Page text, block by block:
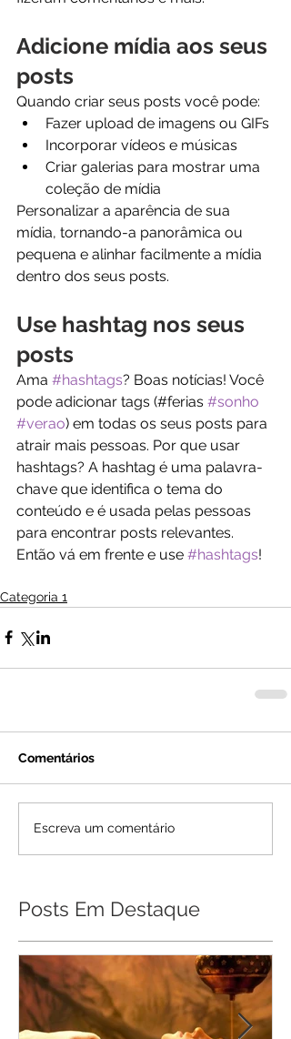
Adicione mídia aos seus
posts
Quando criar seus posts você pode:
Fazer upload de imagens ou GIFs
Incorporar vídeos e músicas
Criar galerias para mostrar uma
coleção de mídia
Personalizar a aparência de sua
mídia, tornando-a panorâmica ou
pequena e alinhar facilmente a mídia
dentro dos seus posts.
Use hashtag nos seus
posts
Ama #hashtags? Boas notícias! Você
pode adicionar tags (#ferias #sonho
#verao) em todas os seus posts para
atrair mais pessoas. Por que usar
hashtags? A hashtag é uma palavra-
chave que identifica o tema do
conteúdo e é usada pelas pessoas
para encontrar posts relevantes.
Então vá em frente e use #hashtags!
Categoria 1
Comentários
Escreva um comentário
Posts Em Destaque